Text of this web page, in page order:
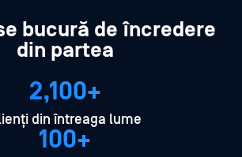
se bucură de încredere
din partea
2,100+
din întreaga lume
100+